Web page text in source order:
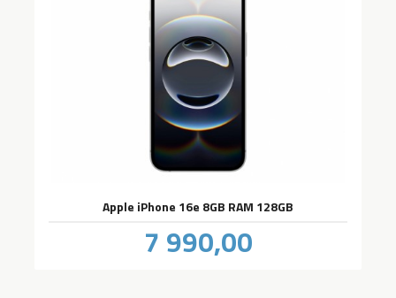
Apple iPhone 16e 8GB RAM 128GB
Pris
7 990,00mva.